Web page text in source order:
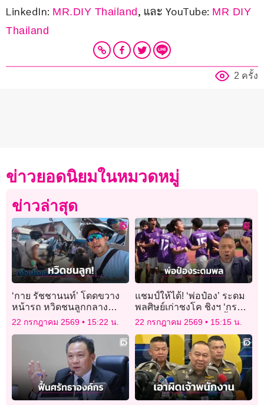
LinkedIn: MR.DIY Thailand , และ YouTube: MR DIY
Thailand
2 ครั้ง
ข่าวยอดนิยมในหมวดหมู่
ข่าวล่าสุด
‘กาย รัชชานนท์’ โดดขวาง
หน้ารถ หวิดชนลูกกลาง
ตลาด เตือนสติผู้ใช้รถใช้ถนน
ในแหล่งท่องเที่ยว!
22 กรกฎาคม 2569 15:22 น.
แชมป์ให้ได้! ‘พ่อป๋อง’ ระดม
พลศิษย์เก่าชงโค ชิงฯ ‘กรม
พละ-เดลินิวส์’ วันศุกร์นี้
22 กรกฎาคม 2569 15:15 น.